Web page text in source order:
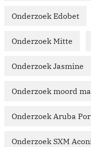
Onderzoek Edobet
Onderzoek Mitte
Onderzoek Jasmine
Onderzoek moord
Onderzoek Aruba
Onderzoek SXM